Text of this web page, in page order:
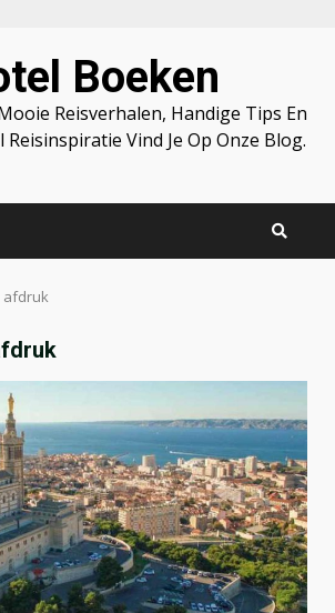
Boeken
Reisverhalen, Handige Tips En
Reisinspiratie Vind Je Op Onze Blog.
afdruk